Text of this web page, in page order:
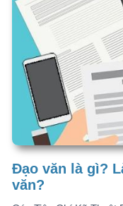
Đạo văn là gì?
văn?
Các Tiêu Chí Kỹ Thuật
VănTrong nghiên cứu
chỉ dựa vào phần trăm nội